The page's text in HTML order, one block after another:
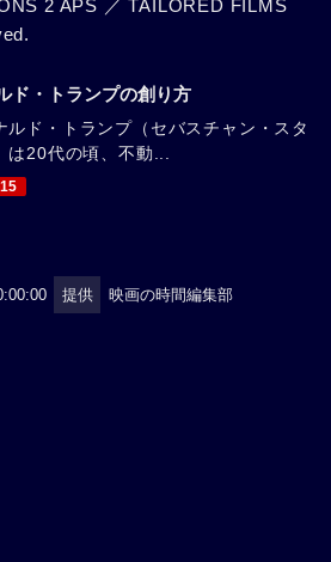
2 APS ／ TAILORED FILMS
ド・トランプの創り方
ルド・トランプ（セバスチャン・スタ
は20代の頃、不動...
提供 映画の時間編集部